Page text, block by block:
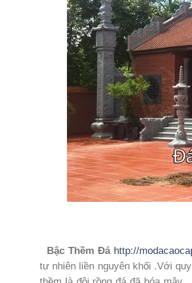
Bậc Thềm Đá http://
tự nhiên liền nguyên khối .Với